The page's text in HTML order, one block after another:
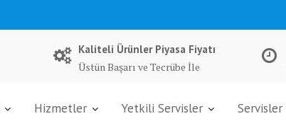
Kaliteli Ürünler Piyasa Fiyatı
Üstün Başarı ve Tecrübe İle
Hizmetler Yetkili Servisler Servisler